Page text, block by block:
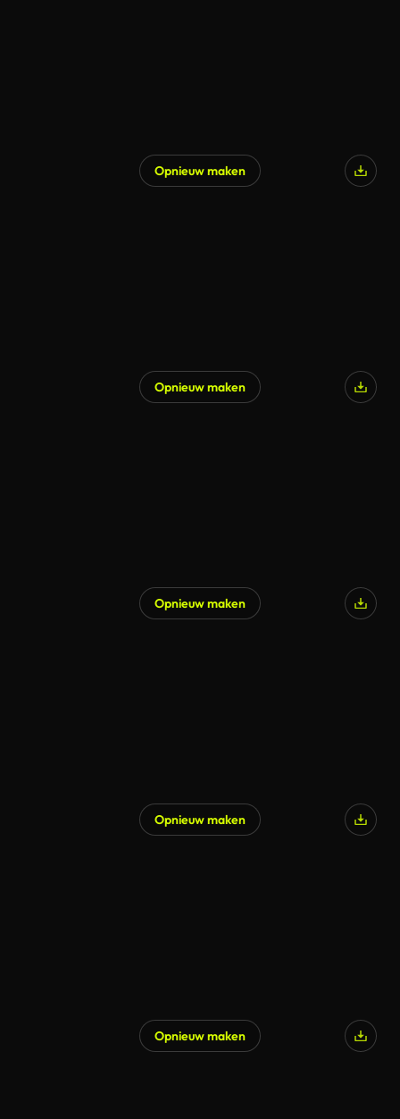
Opnieuw maken
Opnieuw maken
Opnieuw maken
Opnieuw maken
Opnieuw maken